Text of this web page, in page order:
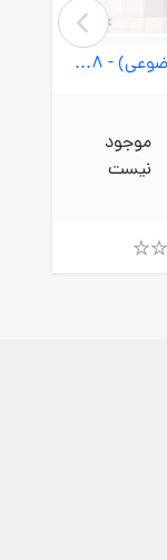
گاج (موضوعی) - Tick 8 عربی
موجود
نیست